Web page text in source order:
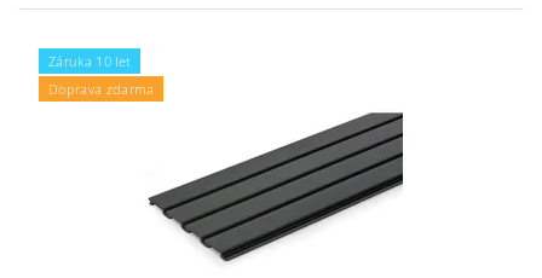
Záruka 10 let
Doprava zdarma